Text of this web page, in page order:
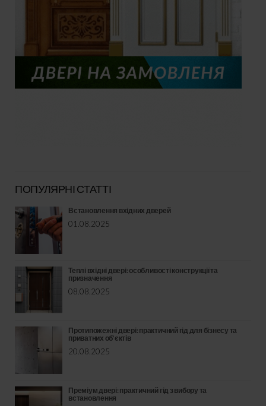
ПОПУЛЯРНІ СТАТТІ
Встановлення вхідних дверей
01.08.2025
Теплі вхідні двері: особливості конструкції та
призначення
08.08.2025
Протипожежні двері: практичний гід для бізнесу та
приватних об’єктів
20.08.2025
Преміум двері: практичний гід з вибору та
встановлення